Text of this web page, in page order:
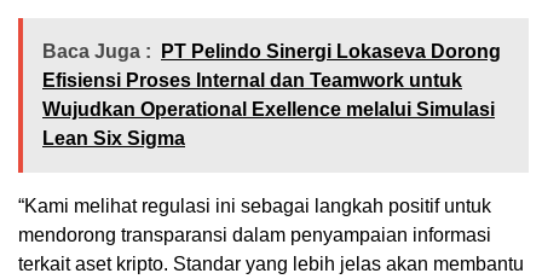
Baca Juga :
PT Pelindo Sinergi Lokaseva Dorong
Efisiensi Proses Internal dan Teamwork untuk
Wujudkan Operational Exellence melalui Simulasi
Lean Six Sigma
“Kami melihat regulasi ini sebagai langkah positif untuk
mendorong transparansi dalam penyampaian informasi
terkait aset kripto. Standar yang lebih jelas akan membantu